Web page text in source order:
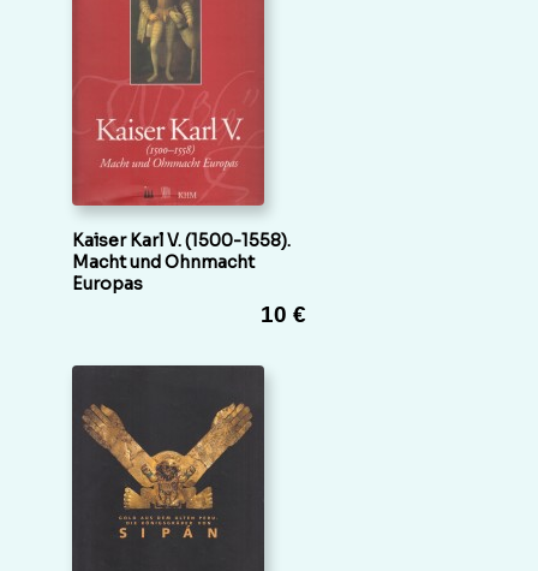
Kaiser Karl V. (1500-1558).
Macht und Ohnmacht
Europas
10 €